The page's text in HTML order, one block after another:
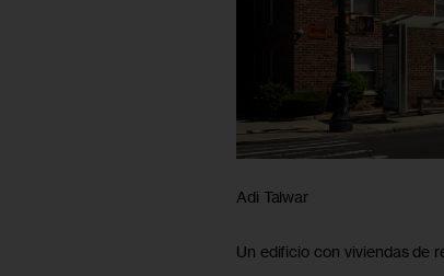
Adi Talwar
Un edificio con viviendas de